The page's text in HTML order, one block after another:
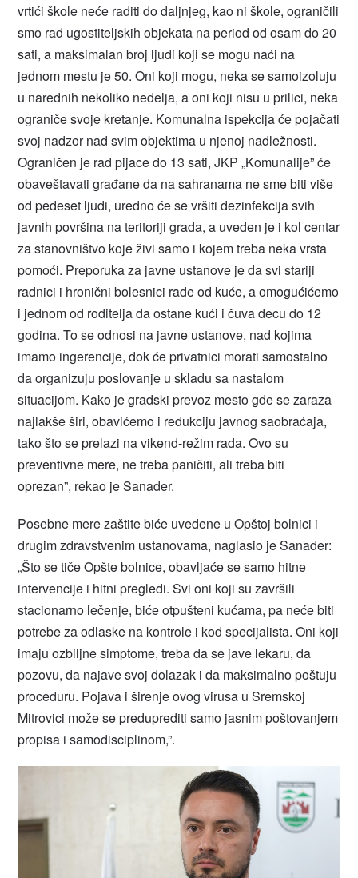
vrtići škole neće raditi do daljnjeg, kao ni škole, ograničili
smo rad ugostiteljskih objekata na period od osam do 20
sati, a maksimalan broj ljudi koji se mogu naći na
jednom mestu je 50. Oni koji mogu, neka se samoizoluju
u narednih nekoliko nedelja, a oni koji nisu u prilici, neka
ograniče svoje kretanje. Komunalna ispekcija će pojačati
svoj nadzor nad svim objektima u njenoj nadležnosti.
Ograničen je rad pijace do 13 sati, JKP „Komunalije” će
obaveštavati građane da na sahranama ne sme biti više
od pedeset ljudi, uredno će se vršiti dezinfekcija svih
javnih površina na teritoriji grada, a uveden je i kol centar
za stanovništvo koje živi samo i kojem treba neka vrsta
pomoći. Preporuka za javne ustanove je da svi stariji
radnici i hronični bolesnici rade od kuće, a omogućićemo
i jednom od roditelja da ostane kući i čuva decu do 12
godina. To se odnosi na javne ustanove, nad kojima
imamo ingerencije, dok će privatnici morati samostalno
da organizuju poslovanje u skladu sa nastalom
situacijom. Kako je gradski prevoz mesto gde se zaraza
najlakše širi, obavićemo i redukciju javnog saobraćaja,
tako što se prelazi na vikend-režim rada. Ovo su
preventivne mere, ne treba paničiti, ali treba biti
oprezan”, rekao je Sanader.
Posebne mere zaštite biće uvedene u Opštoj bolnici i
drugim zdravstvenim ustanovama, naglasio je Sanader:
„Što se tiče Opšte bolnice, obavljaće se samo hitne
intervencije i hitni pregledi. Svi oni koji su završili
stacionarno lečenje, biće otpušteni kućama, pa neće biti
potrebe za odlaske na kontrole i kod specijalista. Oni koji
imaju ozbiljne simptome, treba da se jave lekaru, da
pozovu, da najave svoj dolazak i da maksimalno poštuju
proceduru. Pojava i širenje ovog virusa u Sremskoj
Mitrovici može se preduprediti samo jasnim poštovanjem
propisa i samodisciplinom,”.